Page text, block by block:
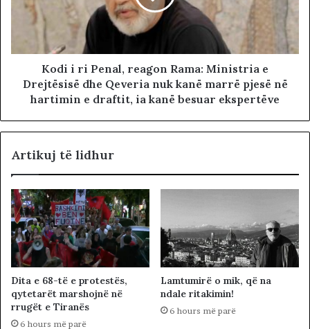
Kodi i ri Penal, reagon Rama: Ministria e
Drejtësisë dhe Qeveria nuk kanë marrë pjesë në
hartimin e draftit, ia kanë besuar ekspertëve
Artikuj të lidhur
Dita e 68-të e protestës,
qytetarët marshojnë në
rrugët e Tiranës
6 hours më parë
Lamtumirë o mik, që na
ndale ritakimin!
6 hours më parë